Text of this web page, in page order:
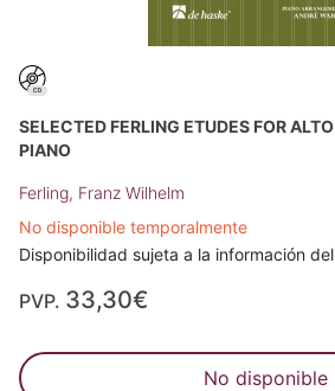
SELECTED FERLING ETUDES FOR
PIANO
Ferling, Franz Wilhelm
No disponible temporalmente
Disponibilidad sujeta a la información
PVP. 33,30€
No disponible